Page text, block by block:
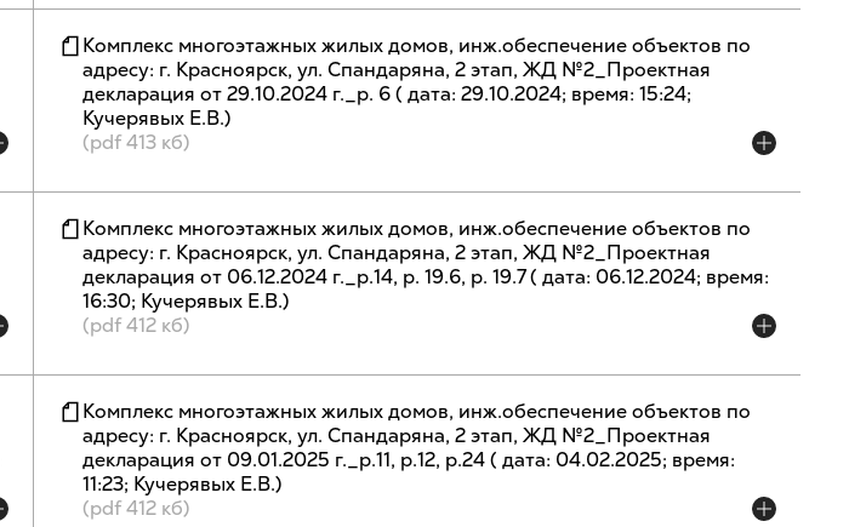
Комплекс многоэтажных жилых домов, инж.обеспечение объектов по
адресу: г. Красноярск, ул. Спандаряна, 2 этап, ЖД №2_Проектная
декларация от 29.10.2024 г._р. 6 ( дата: 29.10.2024; время: 15:24;
Кучерявых Е.В.)
(pdf 413 кб)
Комплекс многоэтажных жилых домов, инж.обеспечение объектов по
адресу: г. Красноярск, ул. Спандаряна, 2 этап, ЖД №2_Проектная
декларация от 06.12.2024 г._р.14, р. 19.6, р. 19.7 ( дата: 06.12.2024; время:
16:30; Кучерявых Е.В.)
(pdf 412 кб)
Комплекс многоэтажных жилых домов, инж.обеспечение объектов по
адресу: г. Красноярск, ул. Спандаряна, 2 этап, ЖД №2_Проектная
декларация от 09.01.2025 г._р.11, р.12, р.24 ( дата: 04.02.2025; время:
11:23; Кучерявых Е.В.)
(pdf 412 кб)